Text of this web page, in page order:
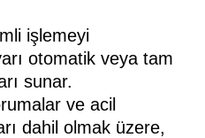
işlemeyi
otomatik veya tam
sunar.
ve acil
dahil olmak üzere,